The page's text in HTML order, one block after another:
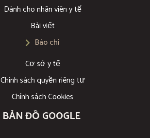
Dành cho nhân viên y tế
Bài viết
Báo chí
Cơ sở y tế
Chính sách quyền riêng tư
Chính sách Cookies
BẢN ĐỒ GOOGLE